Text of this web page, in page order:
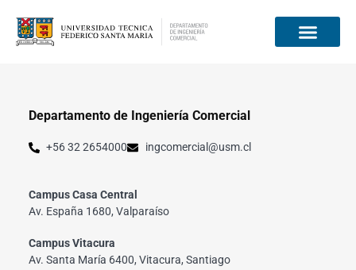
Departamento de Ingeniería Comercial
+56 32 2654000 ingcomercial@usm.cl
Campus Casa Central
Av. España 1680, Valparaíso
Campus Vitacura
Av. Santa María 6400, Vitacura, Santiago